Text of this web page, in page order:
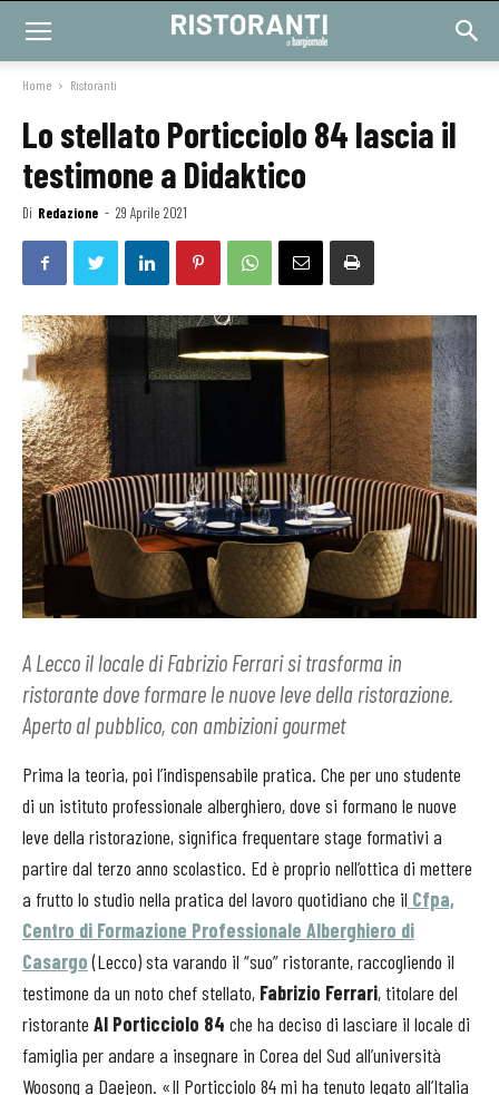
Home Ristoranti
Lo stellato Porticciolo 84 lascia il
testimone a Didaktico
Di Redazione - 29 Aprile 2021
A Lecco il locale di Fabrizio Ferrari si trasforma in
ristorante dove formare le nuove leve della ristorazione.
Aperto al pubblico, con ambizioni gourmet
Prima la teoria, poi l’indispensabile pratica. Che per uno studente
di un istituto professionale alberghiero, dove si formano le nuove
leve della ristorazione, significa frequentare stage formativi a
partire dal terzo anno scolastico. Ed è proprio nell’ottica di mettere
a frutto lo studio nella pratica del lavoro quotidiano che il Cfpa,
Centro di Formazione Professionale Alberghiero di
Casargo(Lecco) sta varando il “suo” ristorante, raccogliendo il
testimone da un noto chef stellato, Fabrizio Ferrari, titolare del
ristorante Al Porticciolo 84 che ha deciso di lasciare il locale di
famiglia per andare a insegnare in Corea del Sud all’università
Woosong a Daejeon. «Il Porticciolo 84 mi ha tenuto legato all’Italia